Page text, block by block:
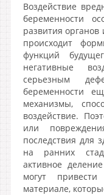
Воздействие
беременности
развития
происходит
функций
негативные
серьезным
беременности
механизмы,
воздействие.
или
последствия для
на ранних
активное
могут
материале,